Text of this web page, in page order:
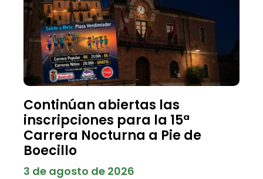
Continúan abiertas las
inscripciones para la 15ª
Carrera Nocturna a Pie de
Boecillo
3 de agosto de 2026